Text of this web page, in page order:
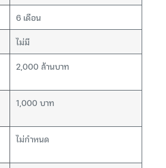
6 เดือน
ไม่มี
2,000 ล้านบาท
1,000 บาท
ไม่กำหนด